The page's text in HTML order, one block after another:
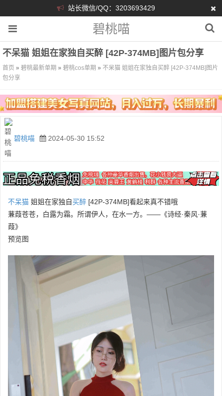
站长微信/QQ：3203693429
碧桃喵
不呆猫 姐姐在家独自买醉 [42P-374MB]图片包分享
首页 » 碧桃最新单期 » 碧桃cos单期 » 不呆猫 姐姐在家独自买醉 [42P-374MB]图片
包分享
碧桃喵 2024-05-30 15:52
不呆猫 姐姐在家独自买醉 [42P-374MB]看起来真不错哦
蒹葭苍苍，白露为霜。所谓伊人，在水一方。——《诗经·秦风·蒹
葭》
预览图